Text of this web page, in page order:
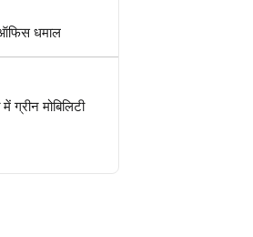
धमाल
ग्रीन मोबिलिटी